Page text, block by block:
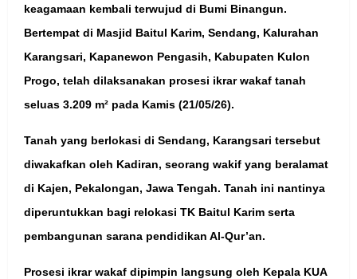
keagamaan kembali terwujud di Bumi Binangun.
Bertempat di Masjid Baitul Karim, Sendang, Kalurahan
Karangsari, Kapanewon Pengasih, Kabupaten Kulon
Progo, telah dilaksanakan prosesi ikrar wakaf tanah
seluas 3.209 m² pada Kamis (21/05/26).
Tanah yang berlokasi di Sendang, Karangsari tersebut
diwakafkan oleh Kadiran, seorang wakif yang beralamat
di Kajen, Pekalongan, Jawa Tengah. Tanah ini nantinya
diperuntukkan bagi relokasi TK Baitul Karim serta
pembangunan sarana pendidikan Al-Qur’an.
Prosesi ikrar wakaf dipimpin langsung oleh Kepala KUA